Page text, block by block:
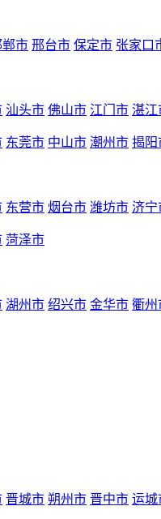
郸市 邢台市 保定市 张家口
汕头市 佛山市 江门市 湛江
东莞市 中山市 潮州市 揭阳
东营市 烟台市 潍坊市 济宁
菏泽市
湖州市 绍兴市 金华市 衢州
晋城市 朔州市 晋中市 运城